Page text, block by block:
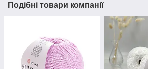
Подібні товари компанії